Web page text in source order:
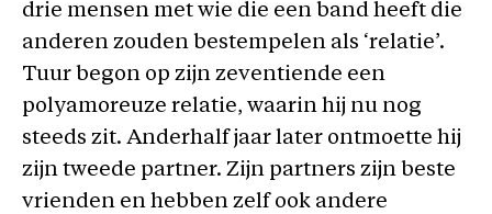
drie mensen met wie die een band heeft die
anderen zouden bestempelen als ‘relatie’.
Tuur begon op zijn zeventiende een
polyamoreuze relatie, waarin hij nu nog
steeds zit. Anderhalf jaar later ontmoette hij
zijn tweede partner. Zijn partners zijn beste
vrienden en hebben zelf ook andere